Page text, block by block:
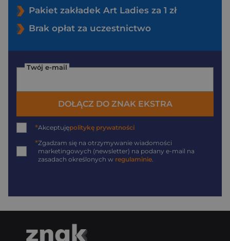
Pakiet zakładek Art Ladies za 1 zł
Brak opłat za uczestnictwo
Twój e-mail
DOŁĄCZ DO ZNAK EKSTRA
*Akceptujępolitykę prywatności
*Zgadzam się na otrzymywanie wiadomości
marketingowych (newsletter) na podany e-mail na
zasadach określonych w regulaminie